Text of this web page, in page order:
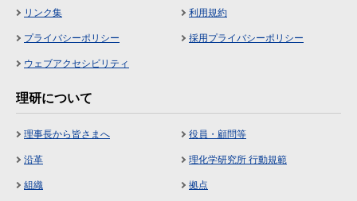
リンク集 利用規約
プライバシーポリシー 採用プライバシーポリシー
ウェブアクセシビリティ
理研について
理事長から皆さまへ 役員・顧問等
沿革 理化学研究所 行動規範
組織 拠点